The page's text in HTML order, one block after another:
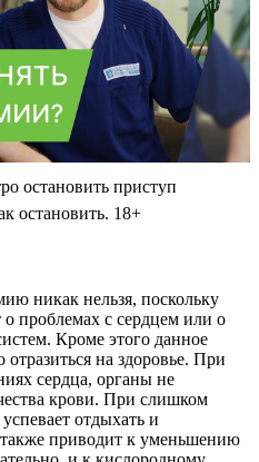
остановить приступ
остановить. 18+
никак нельзя, поскольку
о проблемах с сердцем или о
Кроме этого данное
на здоровье. При
сердца, органы не
крови. При слишком
отдыхать и
приводит к уменьшению